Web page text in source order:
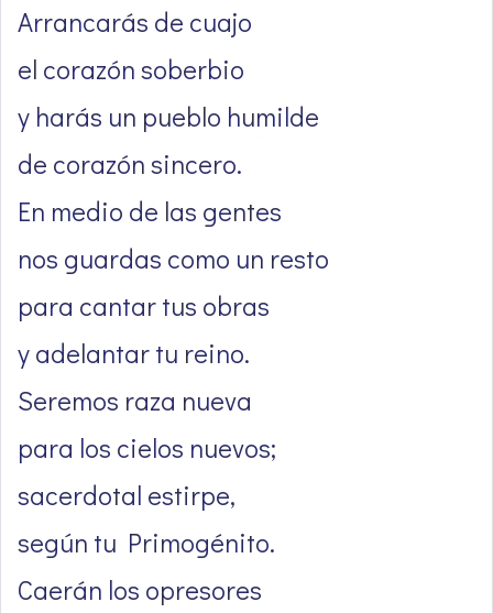
Arrancarás de cuajo
el corazón soberbio
y harás un pueblo humilde
de corazón sincero.
En medio de las gentes
nos guardas como un resto
para cantar tus obras
y adelantar tu reino.
Seremos raza nueva
para los cielos nuevos;
sacerdotal estirpe,
según tu Primogénito.
Caerán los opresores